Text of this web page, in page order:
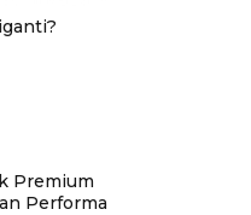
Premium
Performa